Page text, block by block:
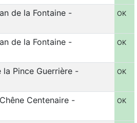
de la Fontaine -
OK
de la Fontaine -
OK
Pince Guerrière -
OK
Centenaire -
OK